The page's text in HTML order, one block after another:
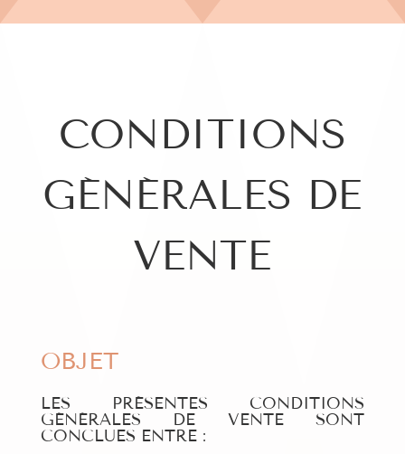
CONDITIONS
GÉNÉRALES DE
VENTE
OBJET
LES PRÉSENTES CONDITIONS
GÉNÉRALES DE VENTE SONT
CONCLUES ENTRE :